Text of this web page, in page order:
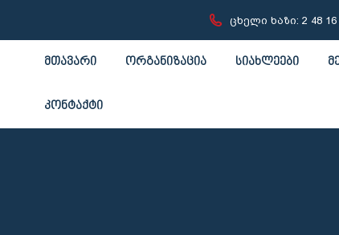
ცხელი ხაზი: 2 48 16
მთავარი ორგანიზაცია სიახლეები
კონტაქტი